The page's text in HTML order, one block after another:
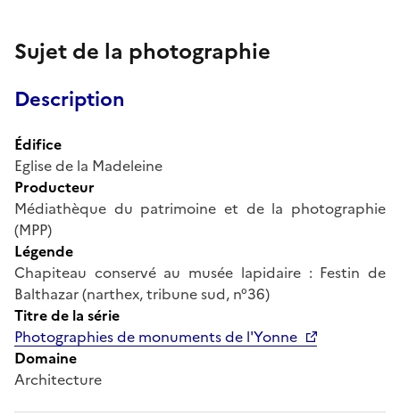
Sujet de la photographie
Description
Édifice
Eglise de la Madeleine
Producteur
Médiathèque du patrimoine et de la photographie
(MPP)
Légende
Chapiteau conservé au musée lapidaire : Festin de
Balthazar (narthex, tribune sud, n°36)
Titre de la série
Photographies de monuments de l'Yonne
Domaine
Architecture